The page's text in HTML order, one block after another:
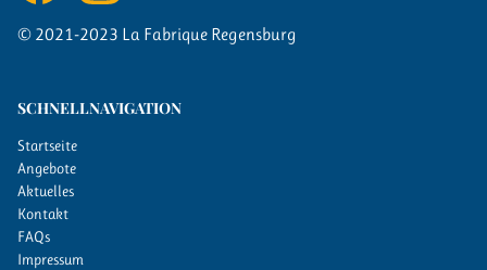
© 2021-2023 La Fabrique Regensburg
SCHNELLNAVIGATION
Startseite
Angebote
Aktuelles
Kontakt
FAQs
Impressum